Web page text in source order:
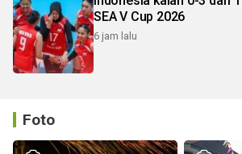
SEA V Cup 2026
6 jam lalu
Foto